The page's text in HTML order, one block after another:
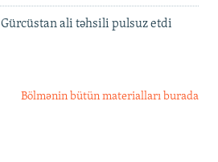
Gürcüstan ali təhsili pulsuz etdi
Bölmənin bütün materialları burada